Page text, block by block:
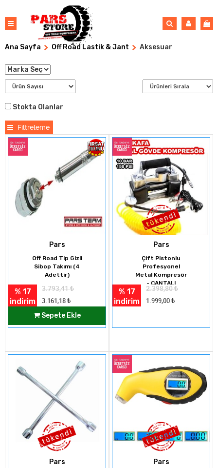
Ana Sayfa Off Road Lastik & Jant Aksesuar
Stokta Olanlar
Filtreleme
Pars
Off Road Tip Gizli
Sibop Takımı (4
Adettir)
% 17
indirim
3.793,41₺
3.161,18 ₺
Sepete Ekle
Pars
Çift Pistonlu
Profesyonel
Metal Kompresör
- ÇANTALI
% 17
indirim
2.398,80₺
1.999,00 ₺
Pars Pars